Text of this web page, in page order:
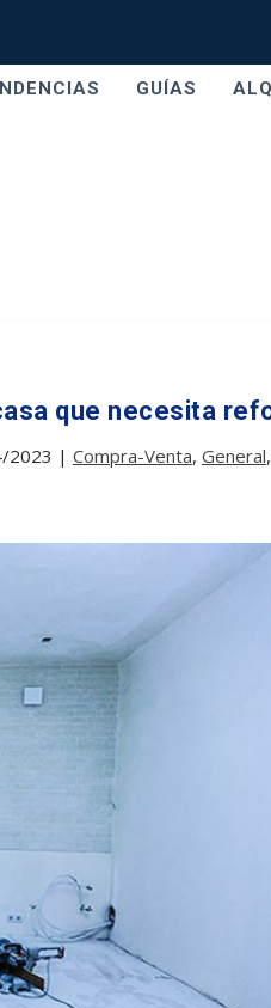
GUÍAS
que necesita
2023 | Compra-Venta, General,